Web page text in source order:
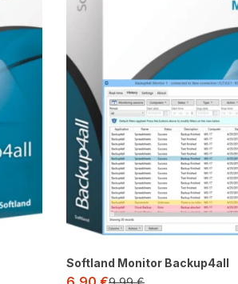
Softland Monitor Backup4all